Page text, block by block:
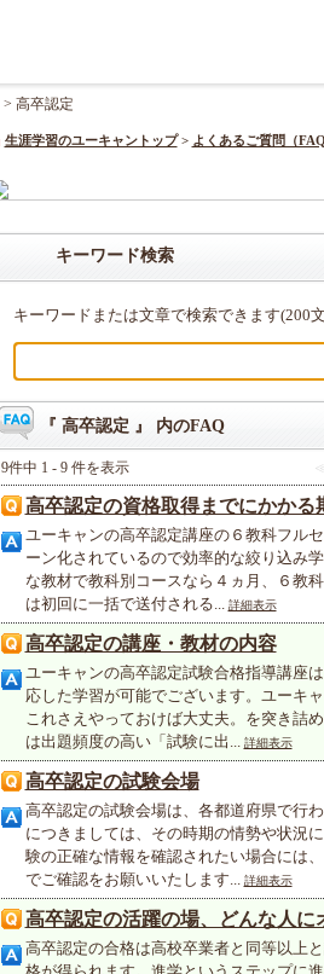
> 高卒認定
生涯学習のユーキャントップ > よくあるご質問（
キーワード検索
キーワードまたは文章で検索できます(200
『 高卒認定 』 内のFAQ
9件中 1 - 9 件を表示 ≪
高卒認定の資格取得までにかかる
ユーキャンの高卒認定講座の６教科フル
ーン化されているので効率的な絞り込み
な教材で教科別コースなら４ヵ月、６教
は初回に一括で送付される... 詳細表示
高卒認定の講座・教材の内容
ユーキャンの高卒認定試験合格指導講座
応した学習が可能でございます。ユーキ
これさえやっておけば大丈夫。を突き詰
は出題頻度の高い「試験に出... 詳細表示
高卒認定の試験会場
高卒認定の試験会場は、各都道府県で行
につきましては、その時期の情勢や状況
験の正確な情報を確認されたい場合には
でご確認をお願いいたします... 詳細表示
高卒認定の活躍の場、どんな人に
高卒認定の合格は高校卒業者と同等以上